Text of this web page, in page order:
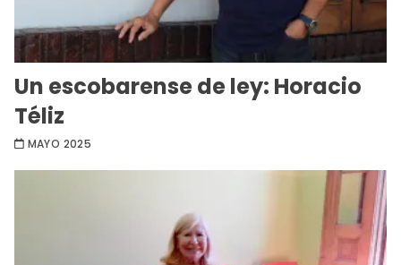
Un escobarense de ley: Horacio
Téliz
MAYO 2025